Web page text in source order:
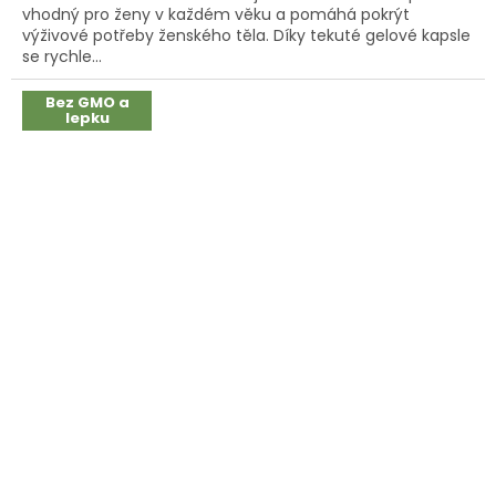
5
hvězdiček.
vhodný pro ženy v každém věku a pomáhá pokrýt
výživové potřeby ženského těla. Díky tekuté gelové kapsle
se rychle...
Bez GMO a
lepku